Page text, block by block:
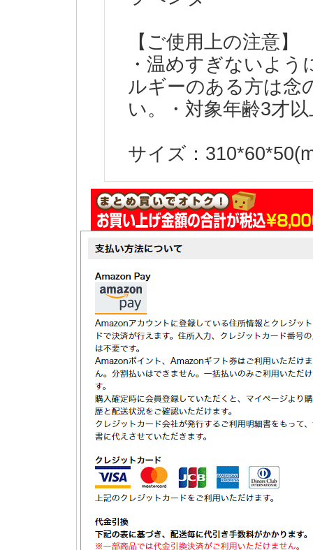
【ご使用上の注意】
・温めすぎないよ
ルギーのある方は念
い。・対象年齢3才
サイズ：